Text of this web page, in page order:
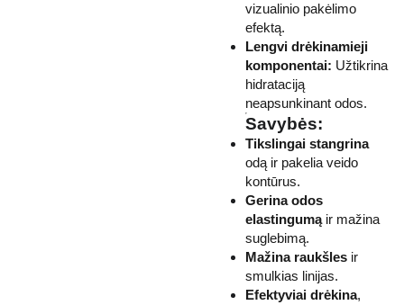
vizualinio pakėlimo
efektą.
Lengvi drėkinamieji
komponentai: Užtikrina
hidrataciją
neapsunkinant odos.
Savybės:
Tikslingai stangrina
odą ir pakelia veido
kontūrus.
Gerina odos
elastingumąir mažina
suglebimą.
Mažina raukšles ir
smulkias linijas.
Efektyviai drėkina,